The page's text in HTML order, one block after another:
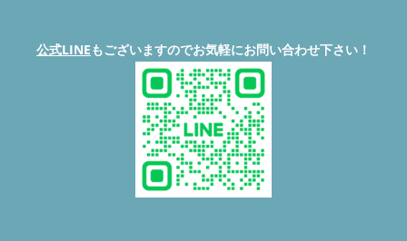
公式LINEもございますのでお気軽にお問い合わせ下さい！